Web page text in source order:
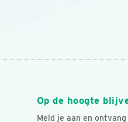
Op de hoogte
Meld je aan en ontvang